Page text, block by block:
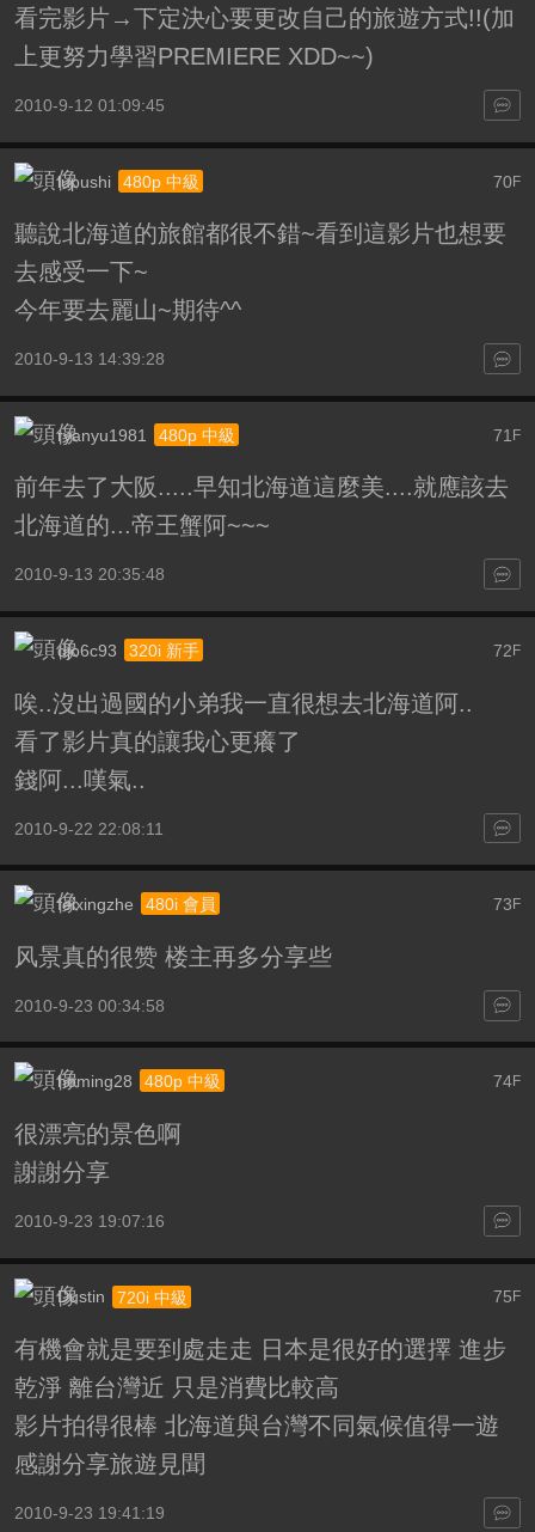
看完影片→下定決心要更改自己的旅遊方式!!(加
上更努力學習PREMIERE XDD~~)
2010-9-12 01:09:45
70F
lupushi 480p 中級
聽說北海道的旅館都很不錯~看到這影片也想要
去感受一下~
今年要去麗山~期待^^
2010-9-13 14:39:28
71 F
ryanyu1981 480p 中級
前年去了大阪.....早知北海道這麼美....就應該去
北海道的...帝王蟹阿~~~
2010-9-13 20:35:48
72F
djo6c93 320i 新手
唉..沒出過國的小弟我一直很想去北海道阿..
看了影片真的讓我心更癢了
錢阿...嘆氣..
2010-9-22 22:08:11
73 F
feixingzhe 480i 會員
风景真的很赞 楼主再多分享些
2010-9-23 00:34:58
74F
homing28 480p 中級
很漂亮的景色啊
謝謝分享
2010-9-23 19:07:16
75 F
Dustin 720i 中級
有機會就是要到處走走 日本是很好的選擇 進步
乾淨 離台灣近 只是消費比較高
影片拍得很棒 北海道與台灣不同氣候值得一遊
感謝分享旅遊見聞
2010-9-23 19:41:19